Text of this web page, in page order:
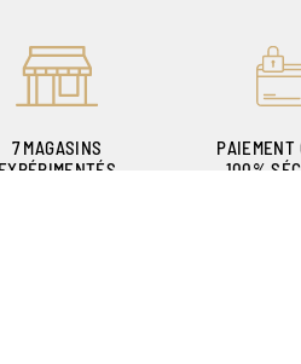
7 MAGASINS
EXPÉRIMENTÉS
PAIEMENT
100%